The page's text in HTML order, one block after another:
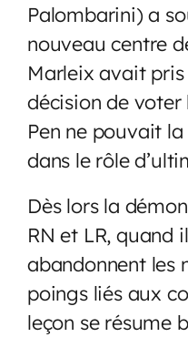
Palombarini) a
nouveau centre
Marleix avait
décision de
Pen ne pouvait
dans le rôle
Dès lors la
RN et LR, quand
abandonnent les
poings liés aux
leçon se résume